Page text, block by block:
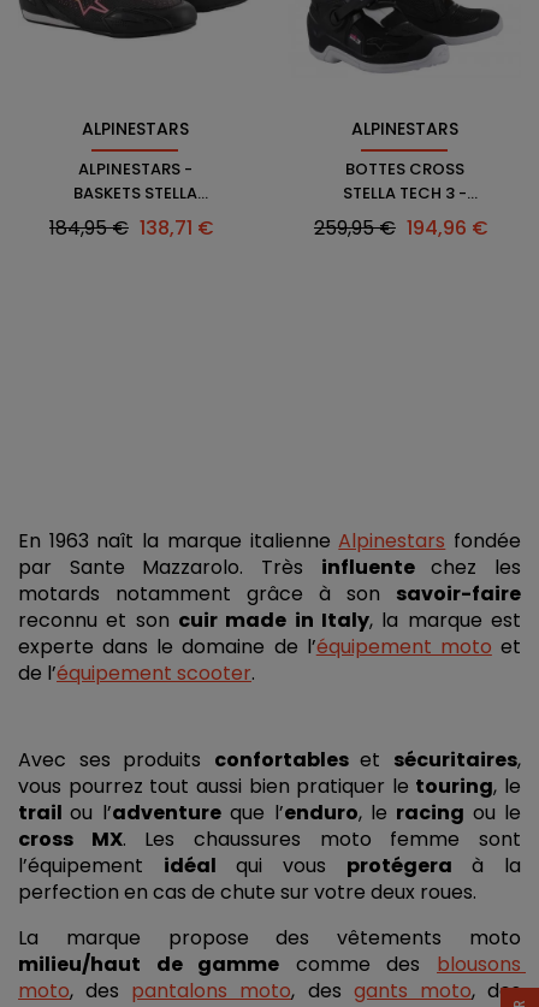
ALPINESTARS
ALPINESTARS -
BASKETS STELLA
FASTER-3 RIDEKNIT
Prix
184,95 € Prix
138,71 €
ALPINESTARS
BOTTES CROSS
STELLA TECH 3 -
ALPINESTARS
Prix
259,95 € Prix
194,96 €
En 1963 naît la marque italienne Alpinestars fondée
par Sante Mazzarolo. Très influente chez les
motards notamment grâce à son savoir-faire
reconnu et son cuir made in Italy, la marque est
experte dans le domaine de l’équipement moto et
de l’équipement scooter.
Avec ses produits confortables et sécuritaires,
vous pourrez tout aussi bien pratiquer le touring
trail ou l’adventure que l’enduro, le racing
cross MX. Les chaussures moto femme sont
l’équipement idéal qui vous protégera à la
perfection en cas de chute sur votre deux roues.
milieu/haut de gamme comme des blousons
moto, des pantalons moto, des gants moto
, des